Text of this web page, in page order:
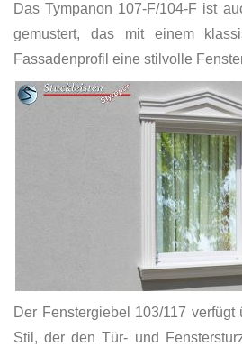
Das Tympanon 107-F/104-F ist
gemustert, das mit einem
Fassadenprofil eine stilvolle
Der Fenstergiebel 103/117
Stil, der den Tür- und